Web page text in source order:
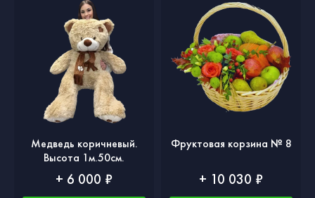
Медведь коричневый.
Высота 1м.50см.
+ 6 000 ₽
Фруктовая корзина № 8
+ 10 030 ₽